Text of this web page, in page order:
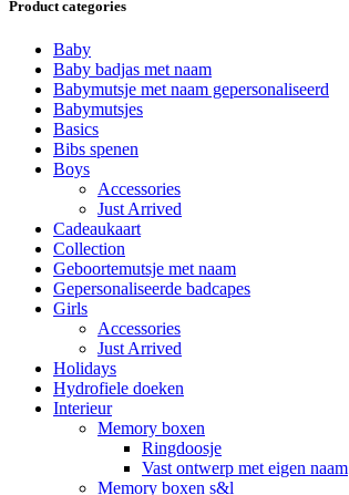
Product categories
Baby
Baby badjas met naam
Babymutsje met naam gepersonaliseerd
Babymutsjes
Basics
Bibs spenen
Boys
Accessories
Just Arrived
Cadeaukaart
Collection
Geboortemutsje met naam
Gepersonaliseerde badcapes
Girls
Accessories
Just Arrived
Holidays
Hydrofiele doeken
Interieur
Memory boxen
Ringdoosje
Vast ontwerp met eigen naam
Memory boxen s&l